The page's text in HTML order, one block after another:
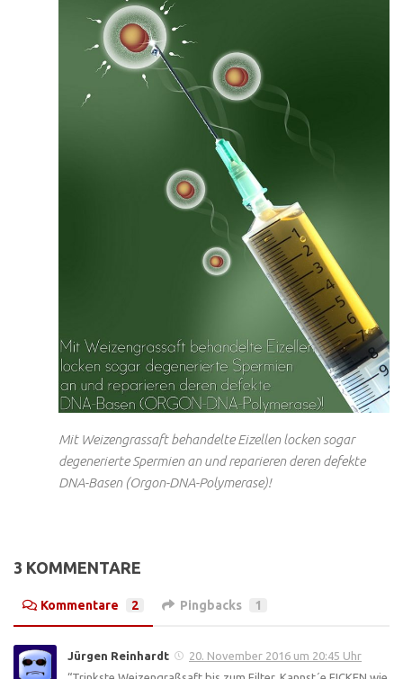
Mit Weizengrassaft behandelte Eizellen locken sogar
degenerierte Spermien an und reparieren deren defekte
DNA-Basen (Orgon-DNA-Polymerase)!
3 KOMMENTARE
Kommentare 2 Pingbacks 1
Jürgen Reinhardt
20. November 2016 um 20:45 Uhr